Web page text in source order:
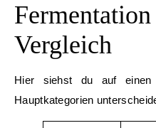
Vergleich
Hier siehst du auf
Hauptkategorien